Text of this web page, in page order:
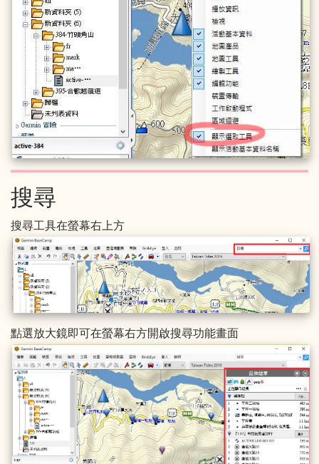
搜尋
搜尋工具在螢幕右上方
點選放大鏡即可在螢幕右方開啟搜尋功能畫面